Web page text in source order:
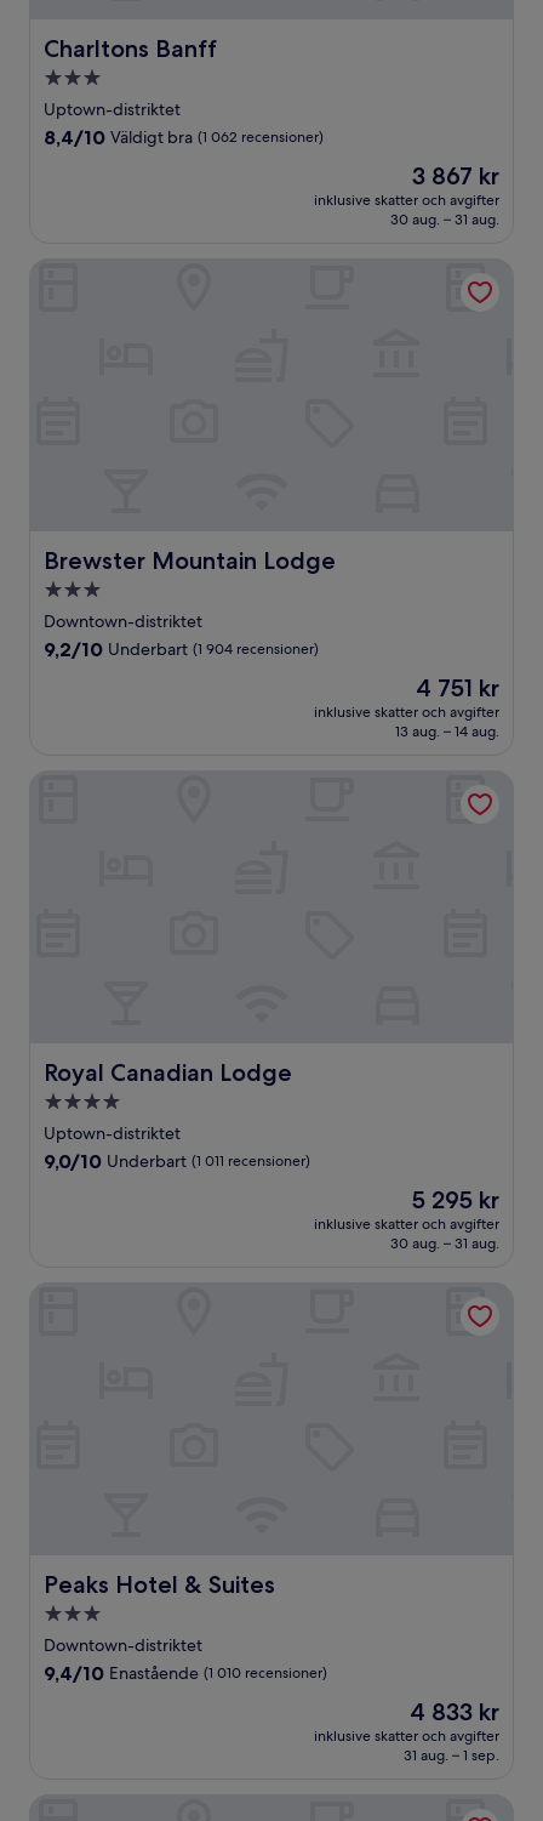
Charltons Banff
Charltons Banff
3.0-
stjärnigt
boende
Uptown-distriktet
8.4
8,4/10 Väldigt bra (1 062 recensioner)
Priset
är
3 867 kr
3 867 kr
inklusive skatter och avgifter
30 aug. – 31 aug.
Brewster Mountain Lodge
Brewster Mountain Lodge
3.0-
stjärnigt
boende
Downtown-distriktet
9.2
9,2/10 Underbart (1 904 recensioner)
Priset
är
4 751 kr
4 751 kr
inklusive skatter och avgifter
13 aug. – 14 aug.
Royal Canadian Lodge
Royal Canadian Lodge
4.0-
stjärnigt
boende
Uptown-distriktet
9.0
9,0/10 Underbart (1 011 recensioner)
Priset
är
5 295 kr
5 295 kr
inklusive skatter och avgifter
30 aug. – 31 aug.
Peaks Hotel & Suites
Peaks Hotel & Suites
3.0-
stjärnigt
boende
Downtown-distriktet
9.4
9,4/10 Enastående (1 010 recensioner)
Priset
är
4 833 kr
4 833 kr
inklusive skatter och avgifter
31 aug. – 1 sep.